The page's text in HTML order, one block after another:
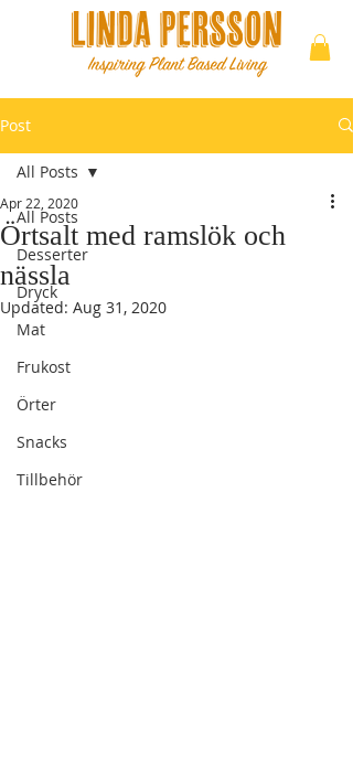
Post
All Posts
Desserter
Dryck
Mat
Frukost
Örter
Snacks
Tillbehör
All Posts
Örtsalt med ramslök och
nässla
Apr 22, 2020
Updated: Aug 31, 2020